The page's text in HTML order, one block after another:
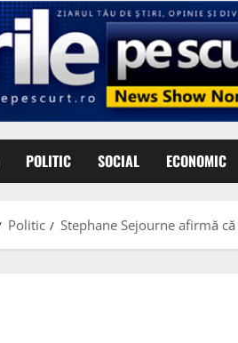
POLITIC SOCIAL ECONOMIC
Politic Stephane Sejourne afirmă